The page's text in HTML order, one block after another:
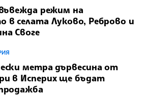
режим на
в селата Луково, Реброво и
Своге
метра дървесина от
в Исперих ще бъдат